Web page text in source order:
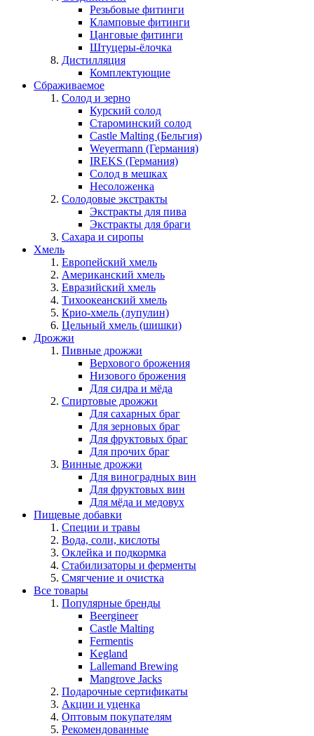
Резьбовые фитинги
Кламповые фитинги
Цанговые фитинги
Штуцеры-ёлочка
Дистилляция
Комплектующие
Сбраживаемое
Солод и зерно
Курский солод
Староминский солод
Castle Malting (Бельгия)
Weyermann (Германия)
IREKS (Германия)
Солод в мешках
Несоложенка
Солодовые экстракты
Экстракты для пива
Экстракты для браги
Сахара и сиропы
Хмель
Европейский хмель
Американский хмель
Евразийский хмель
Тихоокеанский хмель
Крио-хмель (лупулин)
Цельный хмель (шишки)
Дрожжи
Пивные дрожжи
Верхового брожения
Низового брожения
Для сидра и мёда
Спиртовые дрожжи
Для сахарных браг
Для зерновых браг
Для фруктовых браг
Для прочих браг
Винные дрожжи
Для виноградных вин
Для фруктовых вин
Для мёда и медовух
Пищевые добавки
Специи и травы
Вода, соли, кислоты
Оклейка и подкормка
Стабилизаторы и ферменты
Смягчение и очистка
Все товары
Популярные бренды
Beergineer
Castle Malting
Fermentis
Kegland
Lallemand Brewing
Mangrove Jacks
Подарочные сертификаты
Акции и уценка
Оптовым покупателям
Рекомендованные